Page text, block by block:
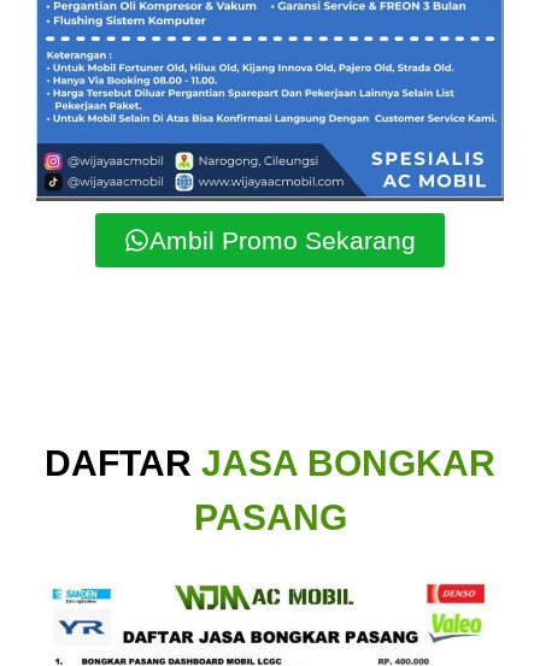
Ambil Promo Sekarang
DAFTAR JASA BONGKAR
PASANG